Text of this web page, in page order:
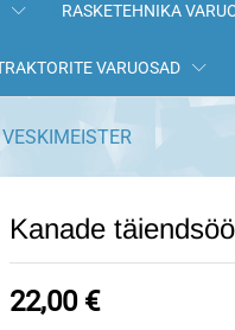
RASKETEHNIKA
VARUOSAD
Kanade
22,00 €